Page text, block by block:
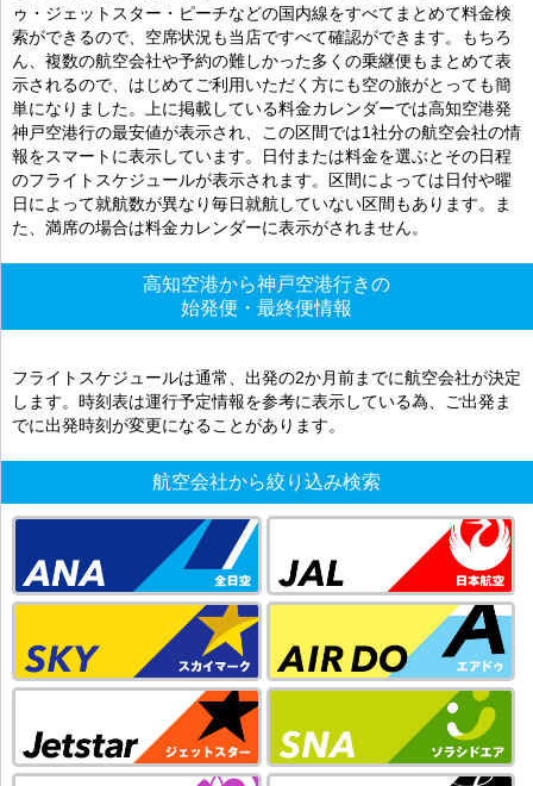
ゥ・ジェットスター・ピーチなどの国内線をすべてまとめて料金検
索ができるので、空席状況も当店ですべて確認ができます。もちろ
ん、複数の航空会社や予約の難しかった多くの乗継便もまとめて表
示されるので、はじめてご利用いただく方にも空の旅がとっても簡
単になりました。上に掲載している料金カレンダーでは高知空港発
神戸空港行の最安値が表示され、この区間では1社分の航空会社の情
報をスマートに表示しています。日付または料金を選ぶとその日程
のフライトスケジュールが表示されます。区間によっては日付や曜
日によって就航数が異なり毎日就航していない区間もあります。ま
た、満席の場合は料金カレンダーに表示がされません。
高知空港から神戸空港行きの
始発便・最終便情報
フライトスケジュールは通常、出発の2か月前までに航空会社が決定
します。時刻表は運行予定情報を参考に表示している為、ご出発ま
でに出発時刻が変更になることがあります。
航空会社から絞り込み検索